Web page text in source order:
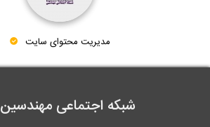
مدیریت محتوای سایت
شبکه اجتماعی مهندسین 808